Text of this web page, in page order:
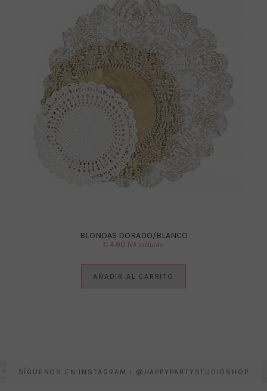
BLONDAS DORADO/BLANCO
€4.90 IVA Incluido
AÑADIR AL CARRITO
SÍGUENOS EN INSTAGRAM › @HAPPYPARTYSTUDIOSHOP